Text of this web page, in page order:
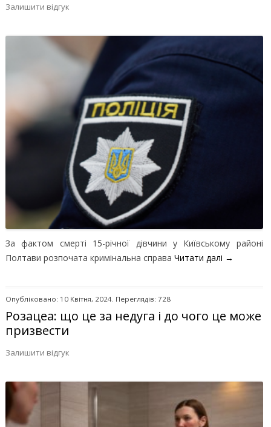
Залишити відгук
За фактом смерті 15-річної дівчини у Київському районі
Полтави розпочата кримінальна справа Читати далі →
Опубліковано: 10 Квітня, 2024. Переглядів: 728
Розацеа: що це за недуга і до чого це може
призвести
Залишити відгук